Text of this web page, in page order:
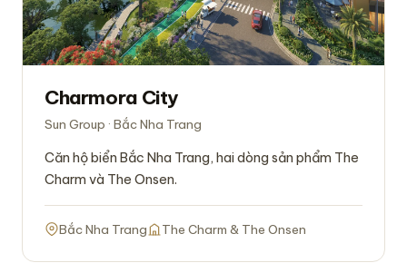
Charmora City
Sun Group · Bắc Nha Trang
Căn hộ biển Bắc Nha Trang, hai dòng sản phẩm The
Charm và The Onsen.
Bắc Nha Trang The Charm & The Onsen